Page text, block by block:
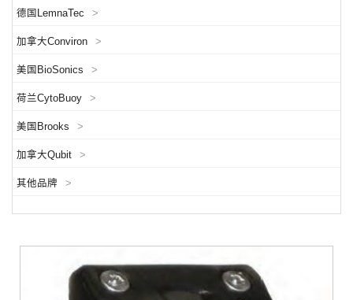
德国LemnaTec >
加拿大Conviron >
美国BioSonics >
荷兰CytoBuoy >
美国Brooks >
加拿大Qubit >
其他品牌 >